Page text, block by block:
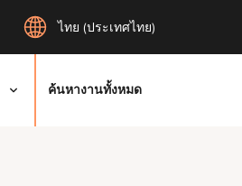
ไทย (ประเทศไทย)
ค้นหางานทั้งหมด